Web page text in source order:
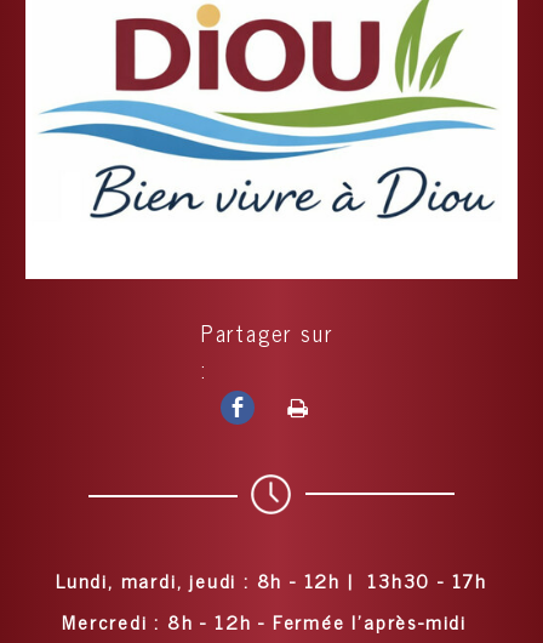
Partager sur
:
Lundi, mardi, jeudi : 8h - 12h | 13h30 - 17h
Mercredi : 8h - 12h - Fermée l'après-midi